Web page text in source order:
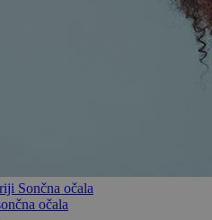
Sončna očala
očala